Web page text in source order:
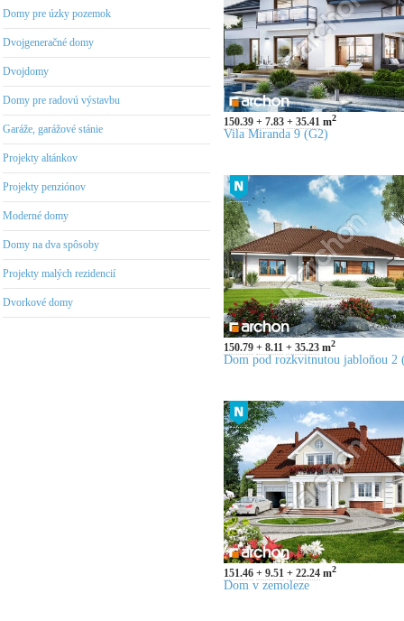
Domy pre úzky pozemok
Dvojgeneračné domy
Dvojdomy
Domy pre radovú výstavbu
Garáže, garážové stánie
Projekty altánkov
Projekty penziónov
Moderné domy
Domy na dva spôsoby
Projekty malých rezidencií
Dvorkové domy
150.39 7.83 35.41m2
Vila Miranda 9 (G2)
150.79 8.11 35.23m2
Dom pod rozkvitnutou jabloňou 2
151.46 9.51 22.24m2
Dom v zemoleze